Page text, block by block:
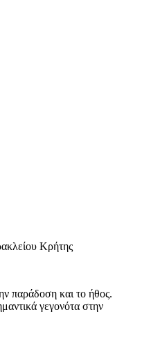
Κρήτης
παράδοση και το ήθος.
γεγονότα στην